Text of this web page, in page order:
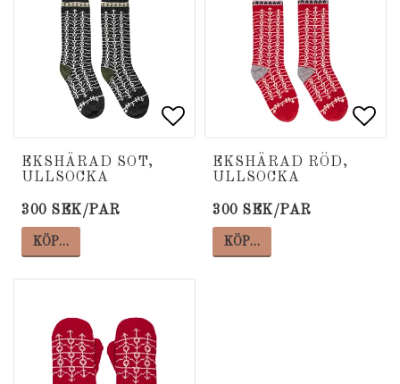
Lägg till i
Lägg till i
EKSHÄRAD SOT,
ULLSOCKA
300 SEK/PAR
KÖP…
EKSHÄRAD RÖD,
ULLSOCKA
300 SEK/PAR
KÖP…